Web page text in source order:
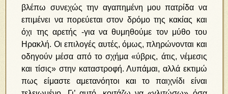
βλέπω συνεχώς την αγαπημένη μου πατρίδα να
επιμένει να πορεύεται στον δρόμο της κακίας και
όχι της αρετής -για να θυμηθούμε τον μύθο του
Ηρακλή. Οι επιλογές αυτές, όμως, πληρώνονται και
οδηγούν μέσα από το σχήμα «ύβρις, άτις, νέμεσις
και τίσις» στην καταστροφή. Λυπάμαι, αλλά εκτιμώ
πως είμαστε αμετανόητοι και το παιχνίδι είναι